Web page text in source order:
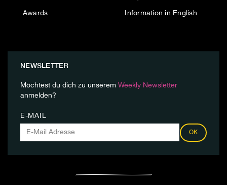
Awards Information in English
NEWSLETTER
Möchtest du dich zu unserem Weekly Newsletter
anmelden?
E-MAIL
OK